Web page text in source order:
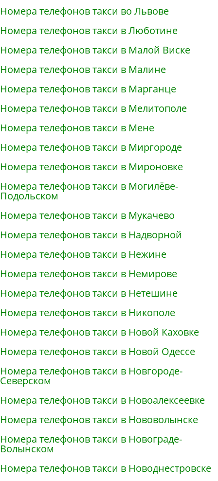
Номера телефонов такси во Львове
Номера телефонов такси в Люботине
Номера телефонов такси в Малой Виске
Номера телефонов такси в Малине
Номера телефонов такси в Марганце
Номера телефонов такси в Мелитополе
Номера телефонов такси в Мене
Номера телефонов такси в Миргороде
Номера телефонов такси в Мироновке
Номера телефонов такси в Могилёве-
Подольском
Номера телефонов такси в Мукачево
Номера телефонов такси в Надворной
Номера телефонов такси в Нежине
Номера телефонов такси в Немирове
Номера телефонов такси в Нетешине
Номера телефонов такси в Никополе
Номера телефонов такси в Новой Каховке
Номера телефонов такси в Новой Одессе
Номера телефонов такси в Новгороде-
Северском
Номера телефонов такси в Новоалексеевке
Номера телефонов такси в Нововолынске
Номера телефонов такси в Новограде-
Волынском
Номера телефонов такси в Новоднестровске